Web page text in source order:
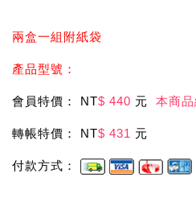
兩盒一組附紙袋
產品型號：
會員特價： NT$ 440 元 本商
轉帳特價： NT$ 431 元
付款方式：